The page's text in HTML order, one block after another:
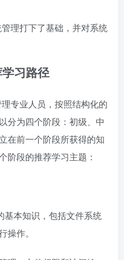
理打下了基础，并对系统
习路径
专业人员，按照结构化的
分为四个阶段：初级、中
在前一个阶段所获得的知
阶段的推荐学习主题：
基本知识，包括文件系统
操作。